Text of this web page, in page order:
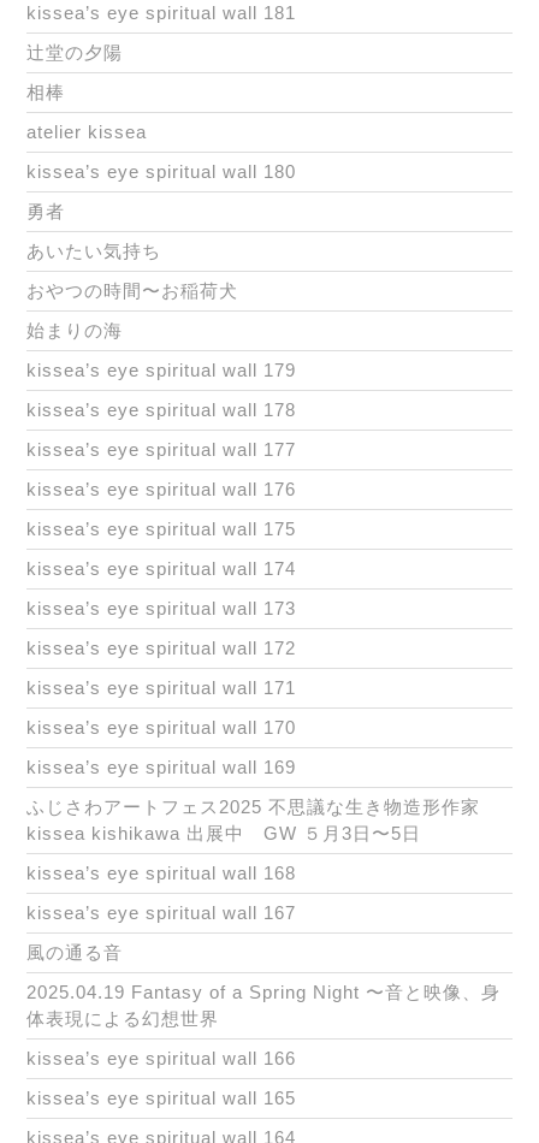
kissea’s eye spiritual wall 181
辻堂の夕陽
相棒
atelier kissea
kissea’s eye spiritual wall 180
勇者
あいたい気持ち
おやつの時間〜お稲荷犬
始まりの海
kissea’s eye spiritual wall 179
kissea’s eye spiritual wall 178
kissea’s eye spiritual wall 177
kissea’s eye spiritual wall 176
kissea’s eye spiritual wall 175
kissea’s eye spiritual wall 174
kissea’s eye spiritual wall 173
kissea’s eye spiritual wall 172
kissea’s eye spiritual wall 171
kissea’s eye spiritual wall 170
kissea’s eye spiritual wall 169
ふじさわアートフェス2025 不思議な生き物造形作家
kissea kishikawa 出展中 GW ５月3日〜5日
kissea’s eye spiritual wall 168
kissea’s eye spiritual wall 167
風の通る音
2025.04.19 Fantasy of a Spring Night 〜音と映像、身
体表現による幻想世界
kissea’s eye spiritual wall 166
kissea’s eye spiritual wall 165
kissea’s eye spiritual wall 164